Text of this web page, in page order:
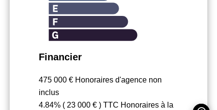
Financier
475 000 € Honoraires d'agence non
inclus
4.84% ( 23 000 € ) TTC Honoraires à la